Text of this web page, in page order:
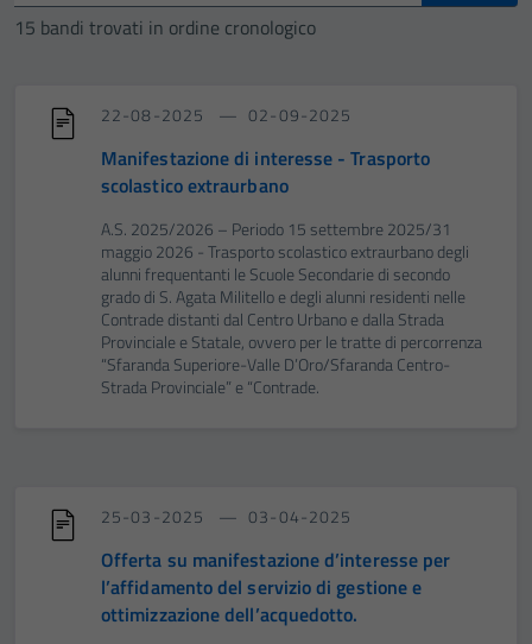
15 bandi trovati in ordine cronologico
22-08-2025 02-09-2025
Manifestazione di interesse - Trasporto
scolastico extraurbano
A.S. 2025/2026 – Periodo 15 settembre 2025/31
maggio 2026 - Trasporto scolastico extraurbano degli
alunni frequentanti le Scuole Secondarie di secondo
grado di S. Agata Militello e degli alunni residenti nelle
Contrade distanti dal Centro Urbano e dalla Strada
Provinciale e Statale, ovvero per le tratte di percorrenza
“Sfaranda Superiore-Valle D’Oro/Sfaranda Centro-
Strada Provinciale” e “Contrade.
25-03-2025 03-04-2025
Offerta su manifestazione d’interesse per
l’affidamento del servizio di gestione e
ottimizzazione dell’acquedotto.